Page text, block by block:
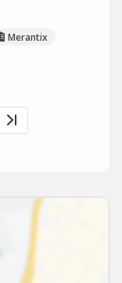
Merantix